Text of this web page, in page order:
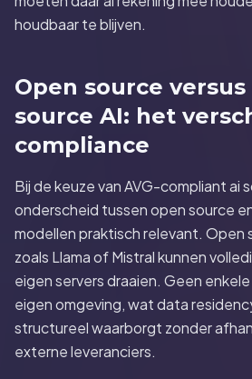
houdbaar te blijven.
Open source versus
source AI: het
compliance
Bij de keuze van AVG-compliant ai
onderscheid tussen open source
modellen praktisch relevant. Open
zoals Llama of Mistral kunnen
eigen servers draaien. Geen
eigen omgeving, wat data
structureel waarborgt zonder
externe leveranciers.